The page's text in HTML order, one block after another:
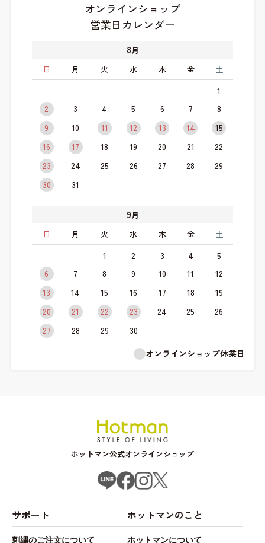
オンラインショップ
営業日カレンダー
8月
日
月 火 水 木 金 土
1
2
3 4 5 6 7
8
9
10 11 12 13 14
15
16
17 18 19 20 21
22
23
24 25 26 27 28
29
30
31
9月
日
月 火 水 木 金 土
1 2 3 4
5
6
7 8 9 10 11
12
13
14 15 16 17 18
19
20
21 22 23 24 25
26
27
28 29
30
オンラインショップ休業日
ホットマン公式オンラインショップ
サポート
刺繍のご注文について
ホットマンのこと
ホットマンについて